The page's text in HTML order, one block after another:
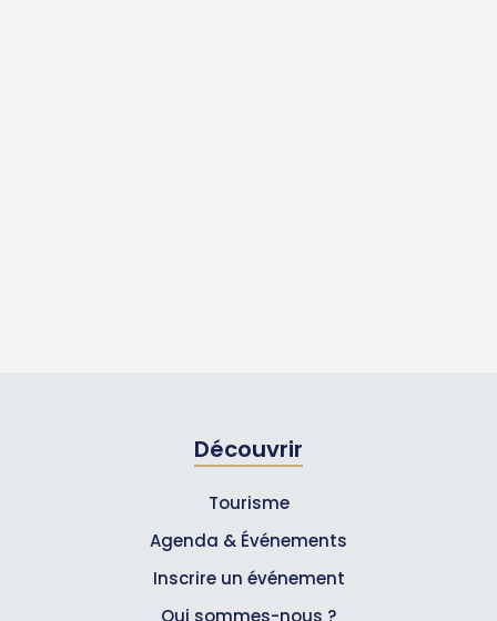
Découvrir
Tourisme
Agenda & Événements
Inscrire un événement
Qui sommes-nous ?